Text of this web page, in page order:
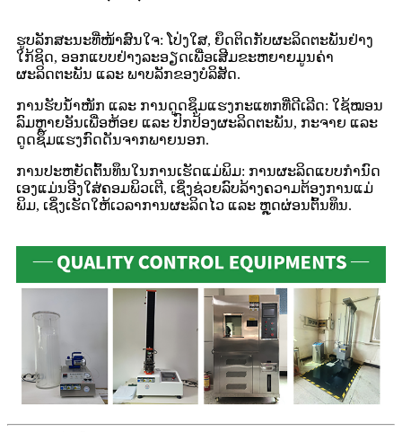
ຮູບລັກສະນະທີ່ໜ້າສົນໃຈ: ໂປ່ງໃສ, ຍຶດຕິດກັບຜະລິດຕະພັນຢ່າງ
ໃກ້ຊິດ, ອອກແບບຢ່າງລະອຽດເພື່ອເສີມຂະຫຍາຍມູນຄ່າ
ຜະລິດຕະພັນ ແລະ ພາບລັກຂອງບໍລິສັດ.
ການຮັບນ້ຳໜັກ ແລະ ການດູດຊຶມແຮງກະແທກທີ່ດີເລີດ: ໃຊ້ໝອນ
ລົມຫຼາຍອັນເພື່ອຫ້ອຍ ແລະ ປົກປ້ອງຜະລິດຕະພັນ, ກະຈາຍ ແລະ
ດູດຊຶມແຮງກົດດັນຈາກພາຍນອກ.
ການປະຫຍັດຕົ້ນທຶນໃນການເຮັດແມ່ພິມ: ການຜະລິດແບບກຳນົດ
ເອງແມ່ນອີງໃສ່ຄອມພິວເຕີ, ເຊິ່ງຊ່ວຍລົບລ້າງຄວາມຕ້ອງການແມ່
ພິມ, ເຊິ່ງເຮັດໃຫ້ເວລາການຜະລິດໄວ ແລະ ຫຼຸດຜ່ອນຕົ້ນທຶນ.